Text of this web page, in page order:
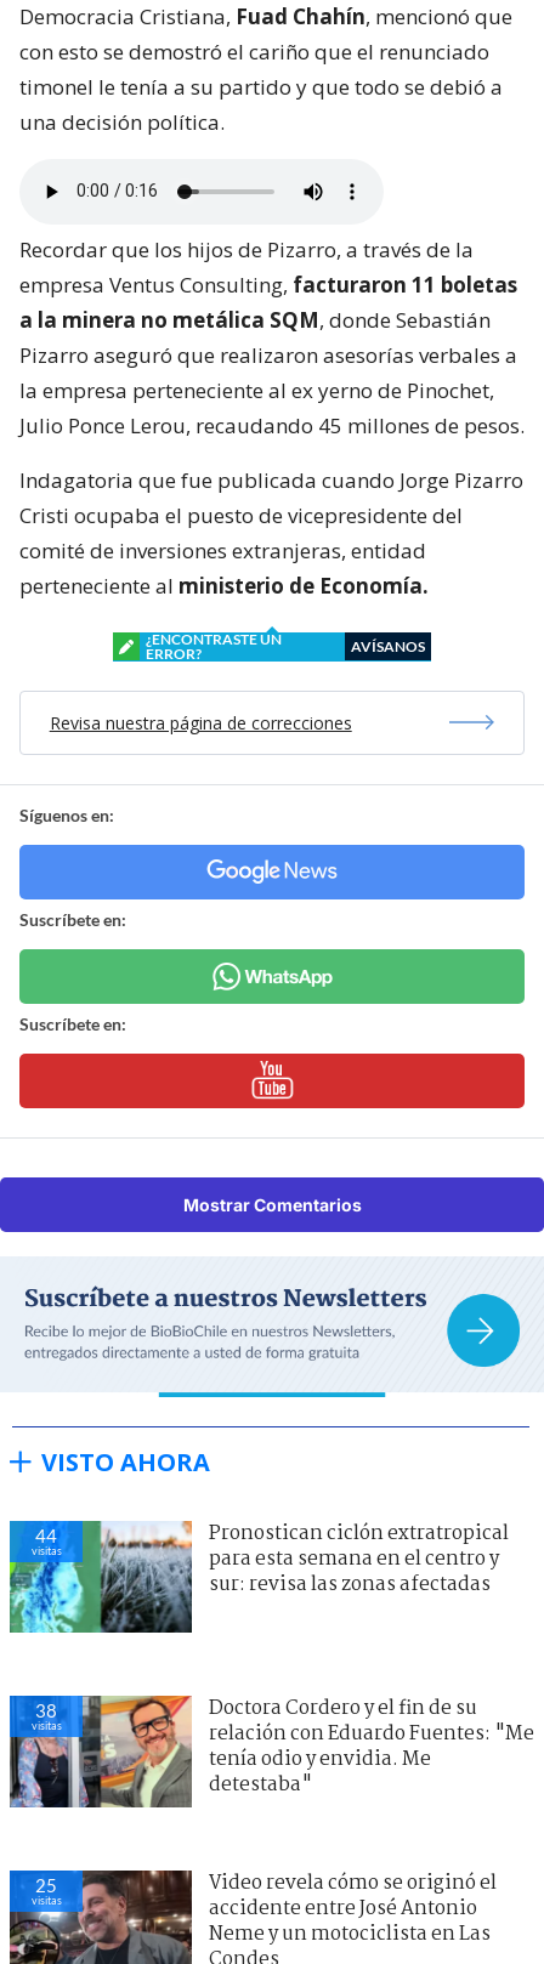
Democracia Cristiana, Fuad Chahín, mencionó que
con esto se demostró el cariño que el renunciado
timonel le tenía a su partido y que todo se debió a
una decisión política.
Recordar que los hijos de Pizarro, a través de la
empresa Ventus Consulting, facturaron 11 boletas
a la minera no metálica SQM, donde Sebastián
Pizarro aseguró que realizaron asesorías verbales a
la empresa perteneciente al ex yerno de Pinochet,
Julio Ponce Lerou, recaudando 45 millones de pesos.
Indagatoria que fue publicada cuando Jorge Pizarro
Cristi ocupaba el puesto de vicepresidente del
comité de inversiones extranjeras, entidad
perteneciente al ministerio de Economía.
¿ENCONTRASTE UN
ERROR?
AVÍSANOS
Revisa nuestra página de correcciones
Síguenos en:
Suscríbete en:
Suscríbete en:
Mostrar Comentarios
VISTO AHORA
44
visitas
Pronostican ciclón extratropical
para esta semana en el centro y
sur: revisa las zonas afectadas
38
visitas
Doctora Cordero y el fin de su
relación con Eduardo Fuentes: "Me
tenía odio y envidia. Me
detestaba"
25
visitas
Video revela cómo se originó el
accidente entre José Antonio
Neme y un motociclista en Las